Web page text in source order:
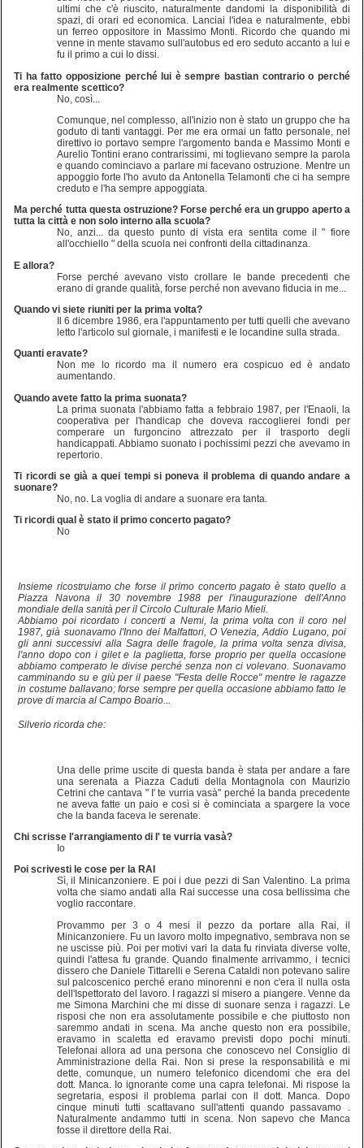
ultimi che c'è riuscito, naturalmente dandomi la disponibilità di
spazi, di orari ed economica. Lanciai l'idea e naturalmente, ebbi
un ferreo oppositore in Massimo Monti. Ricordo che quando mi
venne in mente stavamo sull'autobus ed ero seduto accanto a lui e
fu il primo a cui lo dissi.
Ti ha fatto opposizione perché lui è sempre bastian contrario o perché
era realmente scettico?
No, così...
Comunque, nel complesso, all'inizio non è stato un gruppo che ha
goduto di tanti vantaggi. Per me era ormai un fatto personale, nel
direttivo io portavo sempre l'argomento banda e Massimo Monti e
Aurelio Tontini erano contrarissimi, mi toglievano sempre la parola
e quando cominciavo a parlare mi facevano ostruzione. Mentre un
appoggio forte l'ho avuto da Antonella Telamonti che ci ha sempre
creduto e l'ha sempre appoggiata.
Ma perché tutta questa ostruzione? Forse perché era un gruppo aperto a
tutta la città e non solo interno alla scuola?
No, anzi... da questo punto di vista era sentita come il " fiore
all'occhiello " della scuola nei confronti della cittadinanza.
E allora?
Forse perché avevano visto crollare le bande precedenti che
erano di grande qualità, forse perché non avevano fiducia in me...
Quando vi siete riuniti per la prima volta?
Il 6 dicembre 1986, era l'appuntamento per tutti quelli che avevano
letto l'articolo sul giornale, i manifesti e le locandine sulla strada.
Quanti eravate?
Non me lo ricordo ma il numero era cospicuo ed è andato
aumentando.
Quando avete fatto la prima suonata?
La prima suonata l'abbiamo fatta a febbraio 1987, per l'Enaoli, la
cooperativa per l'handicap che doveva raccoglierei fondi per
comperare un furgoncino attrezzato per il trasporto degli
handicappati. Abbiamo suonato i pochissimi pezzi che avevamo in
repertorio.
Ti ricordi se già a quei tempi si poneva il problema di quando andare a
suonare?
No, no. La voglia di andare a suonare era tanta.
Ti ricordi qual è stato il primo concerto pagato?
No
Insieme ricostruiamo che forse il primo concerto pagato è stato quello a
Piazza Navona il 30 novembre 1988 per l'inaugurazione dell'Anno
mondiale della sanità per il Circolo Culturale Mario Mieli.
Abbiamo poi ricordato i concerti a Nemi, la prima volta con il coro nel
1987, già suonavamo l'Inno dei Malfattori, O Venezia, Addio Lugano, poi
gli anni successivi alla Sagra delle fragole, la prima volta senza divisa,
l'anno dopo con i gilet e la paglietta, forse proprio per quella occasione
abbiamo comperato le divise perché senza non ci volevano. Suonavamo
camminando su e giù per il paese "Festa delle Rocce" mentre le ragazze
in costume ballavano; forse sempre per quella occasione abbiamo fatto le
prove di marcia al Campo Boario...
Silverio ricorda che:
Una delle prime uscite di questa banda è stata per andare a fare
una serenata a Piazza Caduti della Montagnola con Maurizio
Cetrini che cantava " I' te vurria vasà" perché la banda precedente
ne aveva fatte un paio e così si è cominciata a spargere la voce
che la banda faceva le serenate.
Chi scrisse l'arrangiamento di I' te vurria vasà?
Io
Poi scrivesti le cose per la RAI
Sì, il Minicanzoniere. E poi i due pezzi di San Valentino. La prima
volta che siamo andati alla Rai successe una cosa bellissima che
voglio raccontare.
Provammo per 3 o 4 mesi il pezzo da portare alla Rai, il
Minicanzoniere. Fu un lavoro molto impegnativo, sembrava non se
ne uscisse più. Poi per motivi vari la data fu rinviata diverse volte,
quindi l'attesa fu grande. Quando finalmente arrivammo, i tecnici
dissero che Daniele Tittarelli e Serena Cataldi non potevano salire
sul palcoscenico perché erano minorenni e non c'era il nulla osta
dell'Ispettorato del lavoro. I ragazzi si misero a piangere. Venne da
me Simona Marchini che mi disse di suonare senza i ragazzi. Le
risposi che non era assolutamente possibile e che piuttosto non
saremmo andati in scena. Ma anche questo non era possibile,
eravamo in scaletta ed eravamo previsti dopo pochi minuti.
Telefonai allora ad una persona che conoscevo nel Consiglio di
Amministrazione della Rai. Non si prese la responsabilità e mi
dette, comunque, un numero telefonico dicendomi che era del
dott. Manca. Io ignorante come una capra telefonai. Mi rispose la
segretaria, esposi il problema parlai con il dott. Manca. Dopo
cinque minuti tutti scattavano sull'attenti quando passavamo .
Naturalmente andammo tutti in scena. Non sapevo che Manca
fosse il direttore della Rai.